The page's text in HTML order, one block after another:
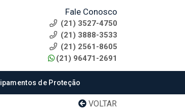
Fale Conosco
(21) 3527-4750
(21) 3888-3533
(21) 2561-8605
(21) 96471-2691
de Proteção
VOLTAR